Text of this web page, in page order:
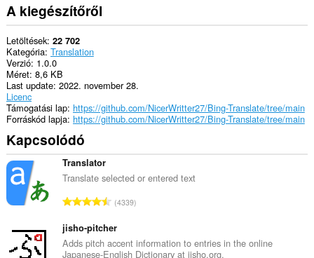
A kiegészítőről
Letöltések 22 702
Kategória Translation
Verzió 1.0.0
Méret 8,6 KB
Last update 2022. november 28.
Licenc
Támogatási lap https://github.com/NicerWritter27/Bing-Translate/tree/main
Forráskód lapja https://github.com/NicerWritter27/Bing-Translate/tree/main
Kapcsolódó
Translator
Translate selected or entered text
Ö
s
z
4339
jisho-pitcher
Adds pitch accent information to entries in the online
Japanese-English Dictionary at jisho.org.